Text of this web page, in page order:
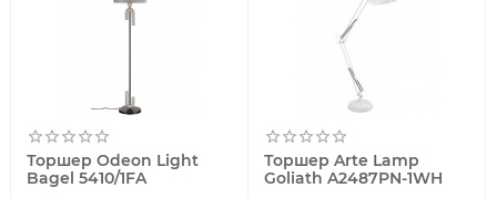
Торшер Odeon Light
Bagel 5410/1FA
Торшер Arte Lamp
Goliath A2487PN-1WH